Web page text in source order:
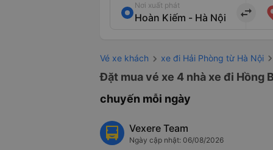
Nơi xuất phát
import_export
Vé xe khách xe đi Hải Phòng từ Hà Nội
Đặt mua vé xe 4 nhà xe đi Hồng
chuyến mỗi ngày
Vexere Team
Ngày cập nhật: 06/08/2026